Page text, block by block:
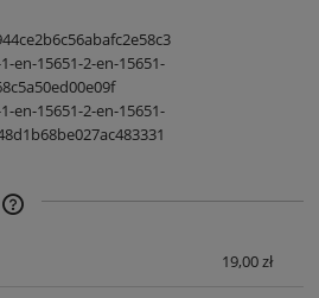
en-15651-2-en-15651-
en-15651-2-en-15651-
19,00 zł